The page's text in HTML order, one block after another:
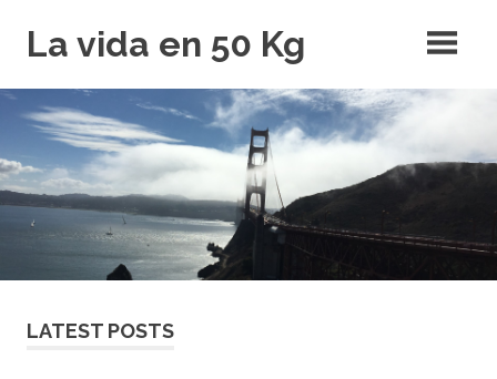
La vida en 50 Kg
LATEST POSTS